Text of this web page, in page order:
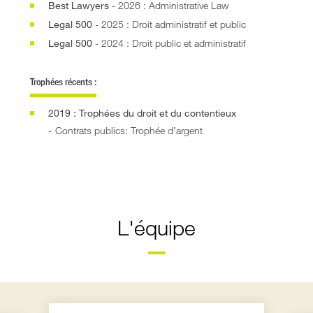
Best Lawyers - 2026 : Administrative Law
Legal 500 - 2025 : Droit administratif et public
Legal 500 - 2024 : Droit public et administratif
Trophées récents :
2019 : Trophées du droit et du contentieux
Contrats publics: Trophée d’argent
L'équipe